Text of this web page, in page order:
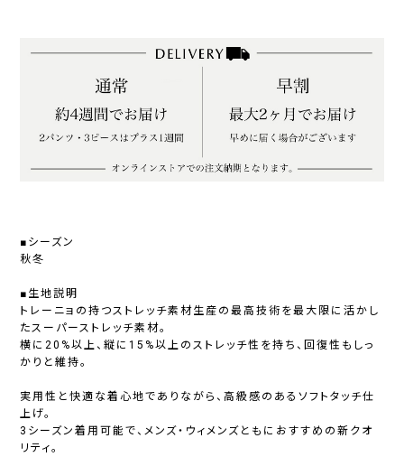
■シーズン
秋冬
■生地説明
トレーニョの持つストレッチ素材生産の最高技術を最大限に活かし
たスーパーストレッチ素材。
横に20%以上、縦に15%以上のストレッチ性を持ち、回復性もしっ
かりと維持。
実用性と快適な着心地でありながら、高級感のあるソフトタッチ仕
上げ。
3シーズン着用可能で、メンズ・ウィメンズともにおすすめの新クオ
リティ。